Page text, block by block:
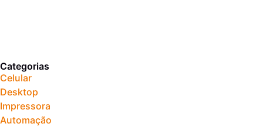
Categorias
Celular
Desktop
Impressora
Automação